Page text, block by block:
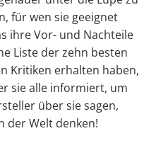
für wen sie geeignet
ihre Vor- und Nachteile
Liste der zehn besten
Kritiken erhalten haben,
sie alle informiert, um
über sie sagen,
der Welt denken!